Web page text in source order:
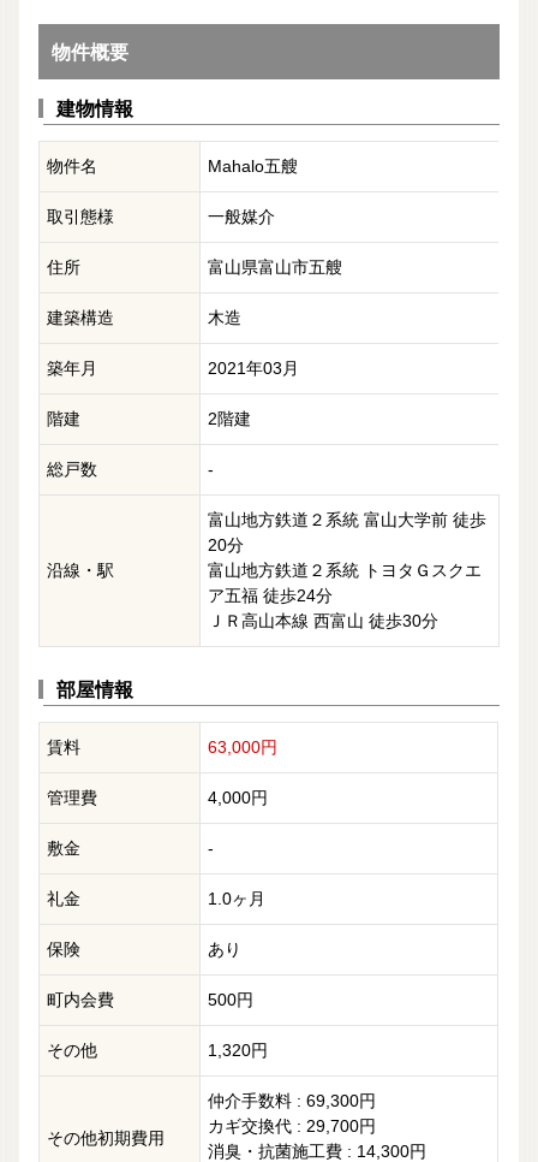
物件概要
建物情報
物件名 Mahalo五艘
取引態様 一般媒介
住所 富山県富山市五艘
建築構造 木造
築年月 2021年03月
階建 2階建
総戸数 -
沿線・駅
富山地方鉄道２系統 富山大学前 徒歩
20分
富山地方鉄道２系統 トヨタＧスクエ
ア五福 徒歩24分
ＪＲ高山本線 西富山 徒歩30分
部屋情報
賃料 63,000円
管理費 4,000円
敷金 -
礼金 1.0ヶ月
保険 あり
町内会費 500円
その他 1,320円
その他初期費用
仲介手数料 : 69,300円
カギ交換代 : 29,700円
消臭・抗菌施工費 : 14,300円